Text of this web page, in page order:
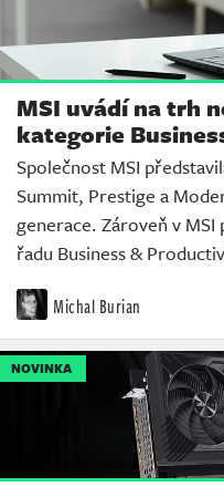
MSI uvádí na trh
kategorie
Společnost MSI
Summit, Prestige a
generace. Zároveň v
řadu Business &
Michal Burian
NOVINKA